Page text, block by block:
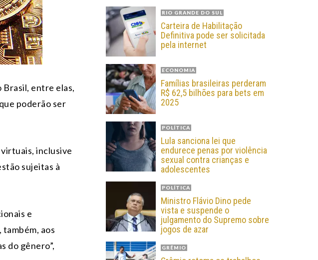
entre elas,
poderão ser
inclusive
sujeitas à
e
aos
do gênero”,
RIO GRANDE DO SUL
Carteira de Habilitação
Definitiva pode ser solicitada
pela internet
ECONOMIA
Famílias brasileiras perderam
R$ 62,5 bilhões para bets em
2025
POLÍTICA
Lula sanciona lei que
endurece penas por violência
sexual contra crianças e
adolescentes
POLÍTICA
Ministro Flávio Dino pede
vista e suspende o
julgamento do Supremo sobre
jogos de azar
GRÊMIO